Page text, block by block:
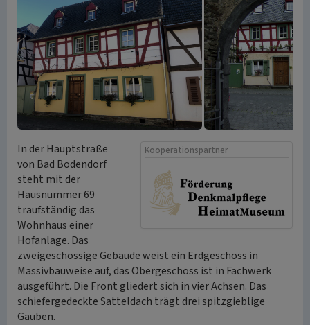
Kooperationspartner
In der Hauptstraße
von Bad Bodendorf
steht mit der
Hausnummer 69
traufständig das
Wohnhaus einer
Hofanlage. Das
zweigeschossige Gebäude weist ein Erdgeschoss in
Massivbauweise auf, das Obergeschoss ist in Fachwerk
ausgeführt. Die Front gliedert sich in vier Achsen. Das
schiefergedeckte Satteldach trägt drei spitzgieblige
Gauben.